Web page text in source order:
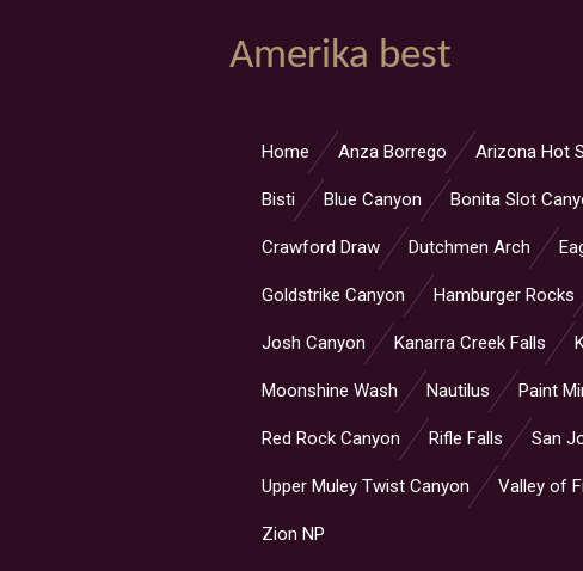
Amerika best
Home Anza Borrego Arizona Hot
Bisti Blue Canyon Bonita Slot
Crawford Draw Dutchmen Arch
Goldstrike Canyon Hamburger Rocks
Josh Canyon Kanarra Creek Falls
Moonshine Wash Nautilus Paint
Red Rock Canyon Rifle Falls San
Upper Muley Twist Canyon Valley of
Zion NP